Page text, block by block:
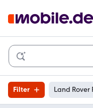
Filter Land Rover